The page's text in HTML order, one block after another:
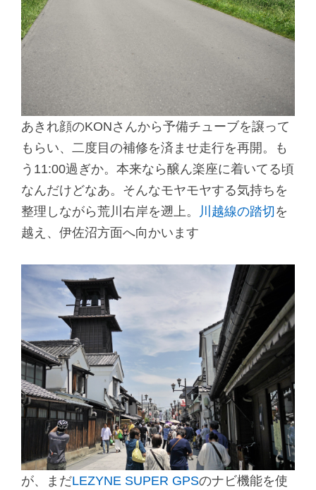
あきれ顔のKONさんから予備チューブを譲って
もらい、二度目の補修を済ませ走行を再開。も
う11:00過ぎか。本来なら醸ん楽座に着いてる頃
なんだけどなあ。そんなモヤモヤする気持ちを
整理しながら荒川右岸を遡上。
川越線の踏切 を
越え、伊佐沼方面へ向かいます
が、まだLEZYNE SUPER GPSのナビ機能を使